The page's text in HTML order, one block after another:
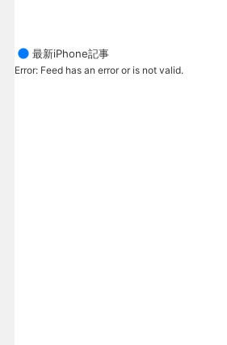
最新iPhone記事
Error: Feed has an error or is not valid.